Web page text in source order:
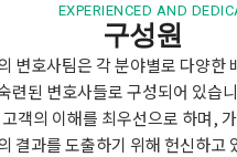
EXPERIENCED AND
구성원
변호사팀은 각 분야별로 다양한
련된 변호사들로 구성되어 있습
객의 이해를 최우선으로 하며,
결과를 도출하기 위해 헌신하고